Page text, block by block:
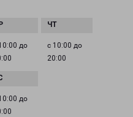
до
с 10:00 до
20:00
до